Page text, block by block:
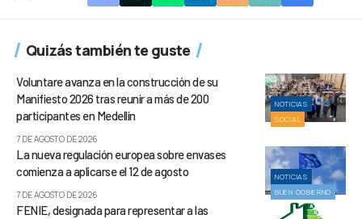
Quizás también te guste
NOTICIAS
SOCIAL
Voluntare avanza en la construcción de su
Manifiesto 2026 tras reunir a más de 200
participantes en Medellín
7 DE AGOSTO DE 2026
NOTICIAS
BUEN GOBIERNO
La nueva regulación europea sobre envases
comienza a aplicarse el 12 de agosto
7 DE AGOSTO DE 2026
FENIE, designada para representar a las